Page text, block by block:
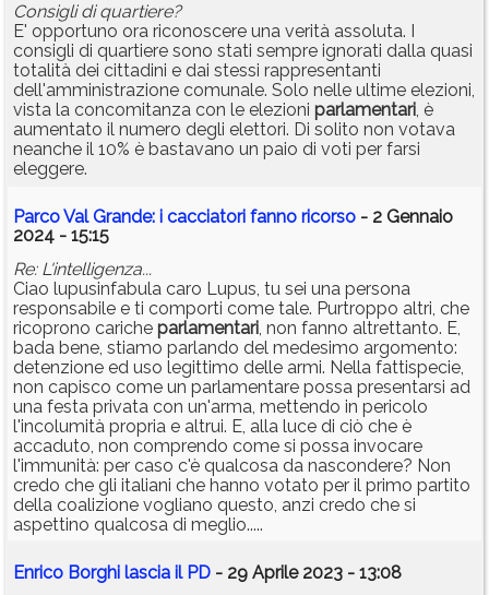
Consigli di quartiere?
E' opportuno ora riconoscere una verità assoluta. I
consigli di quartiere sono stati sempre ignorati dalla quasi
totalità dei cittadini e dai stessi rappresentanti
dell'amministrazione comunale. Solo nelle ultime elezioni,
vista la concomitanza con le elezioni parlamentari, è
aumentato il numero degli elettori. Di solito non votava
neanche il 10% è bastavano un paio di voti per farsi
eleggere.
Parco Val Grande: i cacciatori fanno ricorso - 2 Gennaio
2024 - 15:15
Re: L'intelligenza...
Ciao lupusinfabula caro Lupus, tu sei una persona
responsabile e ti comporti come tale. Purtroppo altri, che
ricoprono cariche parlamentari, non fanno altrettanto. E,
bada bene, stiamo parlando del medesimo argomento:
detenzione ed uso legittimo delle armi. Nella fattispecie,
non capisco come un parlamentare possa presentarsi ad
una festa privata con un'arma, mettendo in pericolo
l'incolumità propria e altrui. E, alla luce di ciò che è
accaduto, non comprendo come si possa invocare
l'immunità: per caso c'è qualcosa da nascondere? Non
credo che gli italiani che hanno votato per il primo partito
della coalizione vogliano questo, anzi credo che si
aspettino qualcosa di meglio.....
Enrico Borghi lascia il PD - 29 Aprile 2023 - 13:08